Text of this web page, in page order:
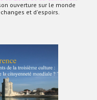
ouverture sur le monde
et d'espoirs.